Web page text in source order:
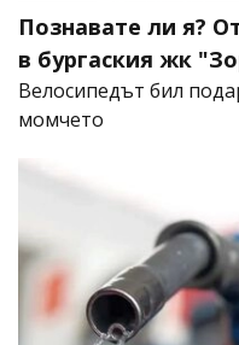
Познавате ли я?
в бургаския жк
Велосипедът бил
момчето